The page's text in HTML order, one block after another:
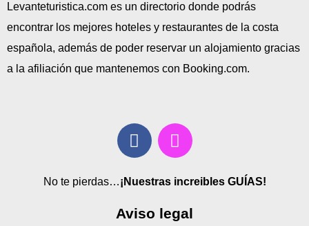
Levanteturistica.com es un directorio donde podrás
encontrar los mejores hoteles y restaurantes de la costa
española, además de poder reservar un alojamiento gracias
a la afiliación que mantenemos con Booking.com.
No te pierdas…¡Nuestras increibles GUÍAS!
Aviso legal